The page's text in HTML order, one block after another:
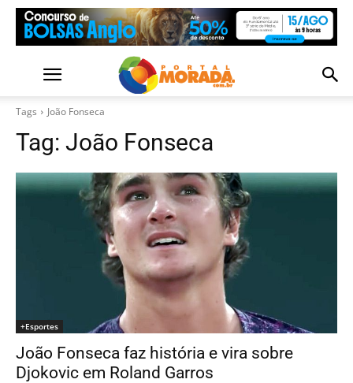
Tags João Fonseca
Tag: João Fonseca
+Esportes
João Fonseca faz história e vira sobre
Djokovic em Roland Garros